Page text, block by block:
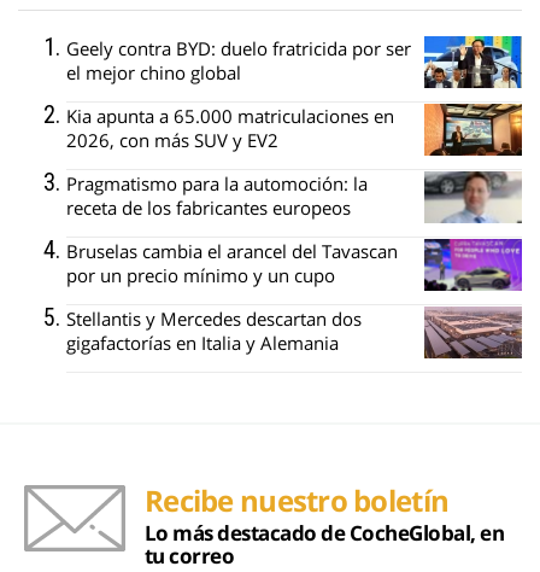
Geely contra BYD: duelo fratricida por ser
el mejor chino global
Kia apunta a 65.000 matriculaciones en
2026, con más SUV y EV2
Pragmatismo para la automoción: la
receta de los fabricantes europeos
Bruselas cambia el arancel del Tavascan
por un precio mínimo y un cupo
Stellantis y Mercedes descartan dos
gigafactorías en Italia y Alemania
Recibe nuestro boletín
Lo más destacado de CocheGlobal, en
tu correo